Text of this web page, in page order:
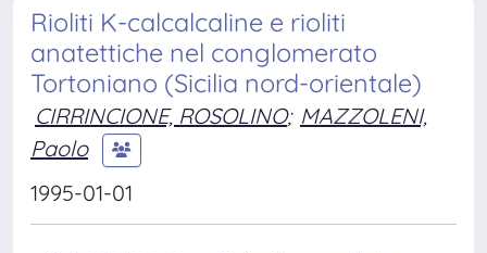
Rioliti K-calcalcaline e rioliti
anatettiche nel conglomerato
Tortoniano (Sicilia nord-orientale)
CIRRINCIONE, ROSOLINO; MAZZOLENI,
Paolo
1995-01-01